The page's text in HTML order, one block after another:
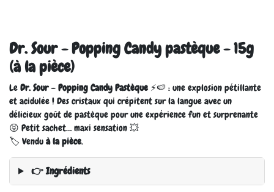
Dr. Sour - Popping Candy pastèque - 15g
(à la pièce)
Le Dr. Sour – Popping Candy Pastèque⚡🍉 : une explosion pétillante
et acidulée ! Des cristaux qui crépitent sur la langue avec un
délicieux goût de pastèque pour une expérience fun et surprenante
😝 Petit sachet… maxi sensation 💥
🏷️ Vendu à la pièce.
👉 Ingrédients